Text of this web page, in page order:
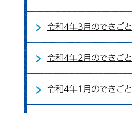
令和4年3月のできごと
令和4年2月のできごと
令和4年1月のできごと